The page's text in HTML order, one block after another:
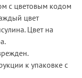
с цветовым кодом
цвет
Цвет на
к упаковке с